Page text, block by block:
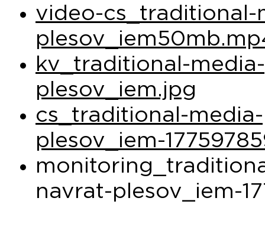
video-
kv_traditional-
plesov_iem.jpg
cs_traditional-
plesov_iem-
navrat-plesov_iem-